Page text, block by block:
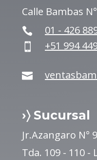
Calle Bambas
 01 - 426
 +51 994

›〉 Sucursal
Jr.Azangaro N°
Tda. 109 - 110 -